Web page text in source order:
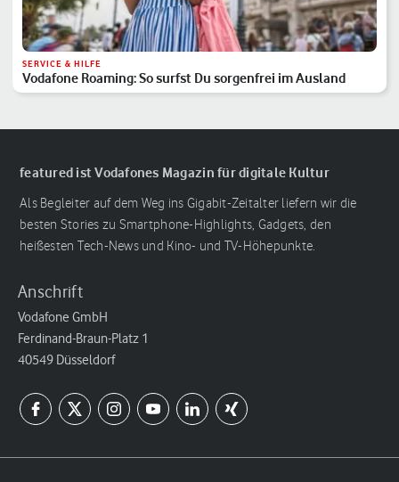
SERVICE & HILFE
Vodafone Roaming: So surfst Du sorgenfrei im Ausland
featured ist Vodafones Magazin für digitale Kultur
Als Begleiter auf dem Weg ins Gigabit-Zeitalter liefern wir die
besten Stories zu Smartphone-Highlights, Gadgets, den
heißesten Tech-News und Kino- und TV-Höhepunkte.
Anschrift
Vodafone GmbH
Ferdinand-Braun-Platz 1
40549 Düsseldorf